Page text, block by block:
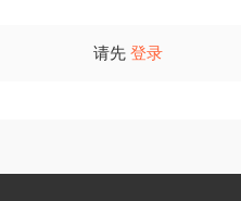
请先 登录